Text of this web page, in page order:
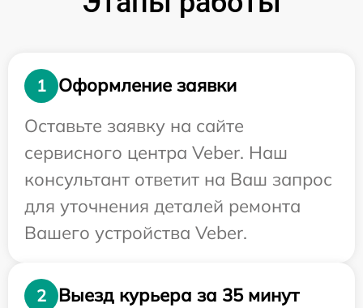
1
Оформление заявки
Оставьте заявку на сайте
сервисного центра Veber. Наш
консультант ответит на Ваш запрос
для уточнения деталей ремонта
Вашего устройства Veber.
2
Выезд курьера за 35 минут